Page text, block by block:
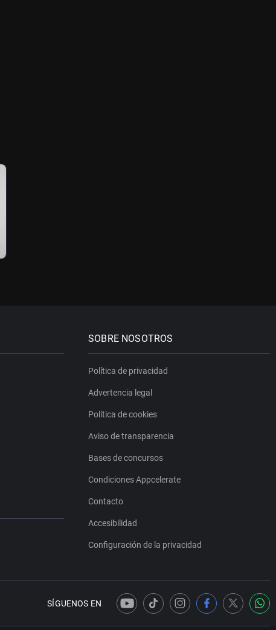
SOBRE NOSOTROS
Política de privacidad
Advertencia legal
Política de cookies
Aviso de transparencia
Bases de concursos
Condiciones Appcelerate
Contacto
Accesibilidad
Configuración de la privacidad
SÍGUENOS EN